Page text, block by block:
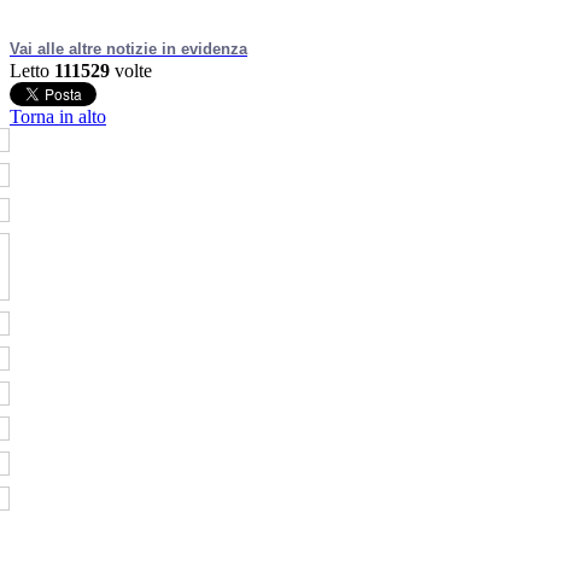
Vai alle altre notizie in evidenza
Letto 111529 volte
Torna in alto